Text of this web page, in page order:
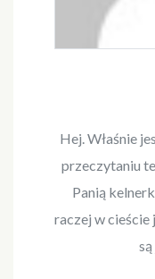
Hej. Właśnie
przeczytaniu
Panią
raczej w cieście